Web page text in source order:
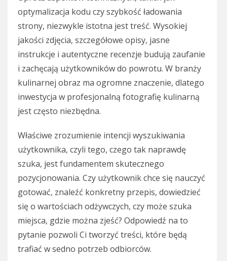
optymalizacja kodu czy szybkość ładowania
strony, niezwykle istotna jest treść. Wysokiej
jakości zdjęcia, szczegółowe opisy, jasne
instrukcje i autentyczne recenzje budują zaufanie
i zachęcają użytkowników do powrotu. W branży
kulinarnej obraz ma ogromne znaczenie, dlatego
inwestycja w profesjonalną fotografię kulinarną
jest często niezbędna.
Właściwe zrozumienie intencji wyszukiwania
użytkownika, czyli tego, czego tak naprawdę
szuka, jest fundamentem skutecznego
pozycjonowania. Czy użytkownik chce się nauczyć
gotować, znaleźć konkretny przepis, dowiedzieć
się o wartościach odżywczych, czy może szuka
miejsca, gdzie można zjeść? Odpowiedź na to
pytanie pozwoli Ci tworzyć treści, które będą
trafiać w sedno potrzeb odbiorców.